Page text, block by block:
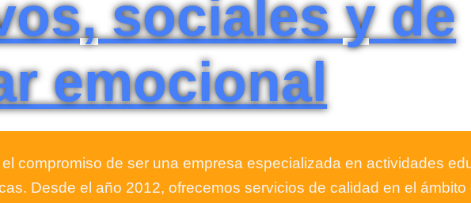
sociales y de
emocional
compromiso de ser una empresa especializada en actividades
Desde el año 2012, ofrecemos servicios de calidad en el ámbito